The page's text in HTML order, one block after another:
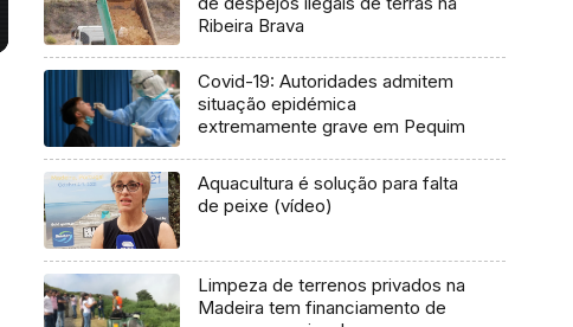
Ribeira Brava
Covid-19: Autoridades admitem
situação epidémica
extremamente grave em Pequim
Aquacultura é solução para falta
de peixe (vídeo)
Limpeza de terrenos privados na
Madeira tem financiamento de